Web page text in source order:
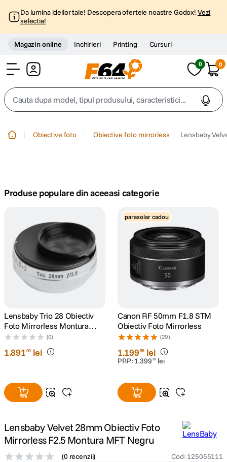
Da lumina ideilor tale! Descopera ofertele noastre Godox! Vezi
selectia!
Magazin online Inchirieri Printing Cursuri
0 0
Cauta dupa model, tipul produsului, caracteristici...
trepied telefon
. peak design
lavaliera
canon sx740 hs
8. sony fx
9. dji mic mini
Obiective foto Obiective foto mirrorless Lensbaby
Produse populare din aceeasi categorie
Lensbaby Trio 28 Obiectiv
Foto Mirrorless Montura
Sony E (compatibil FF)
(0)
1.89100 lei
parasolar cadou
Canon RF 50mm F1.8 STM
Obiectiv Foto Mirrorless
(29)
1.19999 lei
PRP: 1.399 99 lei
Lensbaby Velvet 28mm Obiectiv Foto
Mirrorless F2.5 Montura MFT Negru
(0 recenzii) Cod: 125055111